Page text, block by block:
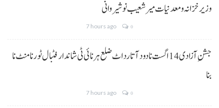
وزیر خزانہ و معدنیات میر شعیب نوشیروانی
7 hours ago 0
جشنِ آزادی 14 اگست نا دود آتا رد اٹ ضلع ہرنائی ٹی شاندار فٹبال ٹورنامنٹ نا
بنا
7 hours ago 0